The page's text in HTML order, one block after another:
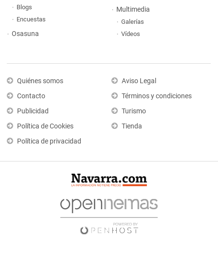
Blogs
Encuestas
Osasuna
Multimedia
Galerías
Vídeos
Quiénes somos
Contacto
Publicidad
Política de Cookies
Política de privacidad
Aviso Legal
Términos y condiciones
Turismo
Tienda